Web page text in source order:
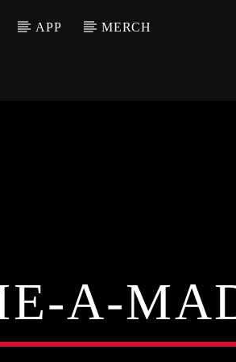
APP MERCH
A-